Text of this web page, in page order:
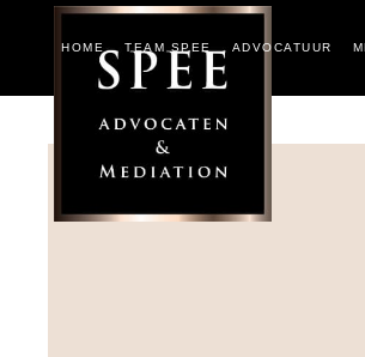
HOME TEAM SPEE ADVOCATUUR